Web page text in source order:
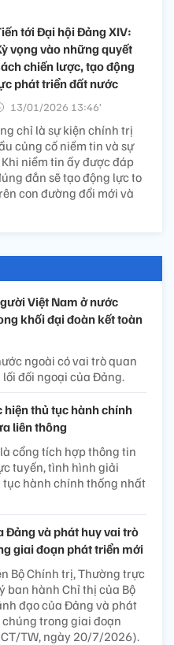
tới Đại hội Đảng XIV:
vọng vào những quyết
chiến lược, tạo động
phát triển đất nước
13/01/2026 13:46’
chỉ là sự kiện chính trị
củng cố niềm tin và sự
niềm tin ấy được đáp
đắn sẽ tạo động lực to
con đường đổi mới và
Việt Nam ở nước
khối đại đoàn kết toàn
ngoài có vai trò quan
đối ngoại của Đảng.
hiện thủ tục hành chính
liên thông
cổng tích hợp thông tin
tuyến, tình hình giải
hành chính thống nhất
Đảng và phát huy vai trò
giai đoạn phát triển mới
Bộ Chính trị, Thường trực
ban hành Chỉ thị của Bộ
đạo của Đảng và phát
trong giai đoạn
TW, ngày 20/7/2026).